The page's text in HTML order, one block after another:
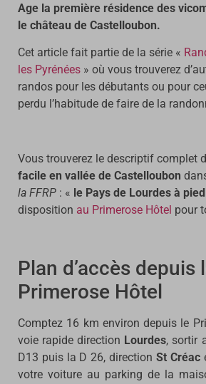
Age la première résidence des
le château de Castelloubon.
Cet article fait partie de la série «
les Pyrénées » où vous trouverez
randos pour les débutants ou pour
perdu l’habitude de faire de la
Vous trouverez le descriptif complet
facile en vallée de Castelloubon
la FFRP : « le Pays de Lourdes à pied
disposition au Primerose Hôtel pour
Plan d’accès depuis
Primerose Hôtel
Comptez 16 km environ depuis le
voie rapide direction Lourdes, sortir
D13 puis la D 26, direction St Créac
votre voiture au parking de la